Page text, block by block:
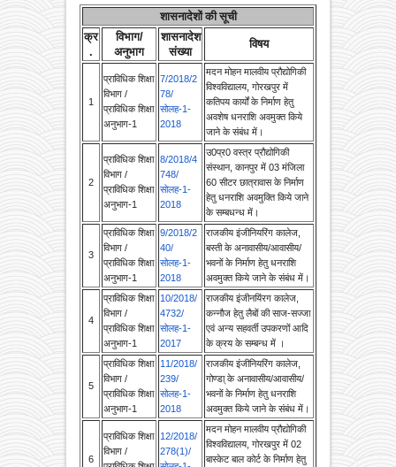
क्र
.
विभाग/
अनुभाग
शासनादेश
संख्या
प्राविधिक शिक्षा
विभाग /
प्राविधिक शिक्षा
अनुभाग-1
7/2018/2
78/
सोलह-1-
2018
मदन मोहन मालवीय प्रौद्योगिकी
विश्वविद्यालय, गोरखपुर में
कतिपय कार्यों के निर्माण हेतु
अवशेष धनराशि अवमुक्त किये
जाने के संबंध में।
प्राविधिक शिक्षा
विभाग /
प्राविधिक शिक्षा
अनुभाग-1
8/2018/4
748/
सोलह-1-
2018
उ0प्र0 वस्त्र प्रौद्योगिकी
संस्थान, कानपुर में 03 मंजिला
60 सीटर छात्रावास के निर्माण
हेतु धनराशि अवमुक्ति किये जाने
के सम्बधन्ध में।
3
प्राविधिक शिक्षा
विभाग /
प्राविधिक शिक्षा
अनुभाग-1
9/2018/2
40/
सोलह-1-
2018
राजकीय इंजीनियरिंग कालेज,
बस्ती के अनावासीय/आवासीय/
भवनों के निर्माण हेतु धनराशि
अवमुक्त किये जाने के संबंध में।
4
प्राविधिक शिक्षा
विभाग /
प्राविधिक शिक्षा
अनुभाग-1
10/2018/
4732/
सोलह-1-
2017
राजकीय इंजीनयिंरग कालेज,
कन्नौज हेतु लैबों की साज-सज्जा
एवं अन्य सहवर्ती उपकरणों आदि
के क्रय के सम्बन्ध में ।
5
प्राविधिक शिक्षा
विभाग /
प्राविधिक शिक्षा
अनुभाग-1
11/2018/
239/
सोलह-1-
2018
राजकीय इंजीनियरिंग कालेज,
गोण्डा् के अनावासीय/आवासीय/
भवनों के निर्माण हेतु धनराशि
अवमुक्त किये जाने के संबंध में।
प्राविधिक शिक्षा
विभाग /
प्राविधिक शिक्षा
अनुभाग-1
12/2018/
278(1)/
सोलह-1-
2018
मदन मोहन मालवीय प्रौद्योगिकी
विश्वविद्यालय, गोरखपुर में 02
बास्केट बाल कोर्ट के निर्माण हेतु
अवशेष धनराशि अवमुक्तन किये
जाने के संबंध में।